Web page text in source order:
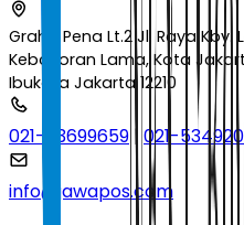
Graha Pena Lt.2 Jl. Raya Kby.
Kebayoran Lama, Kota
Ibukota Jakarta 12210
021-53699659 | 021-
info@jawapos.com